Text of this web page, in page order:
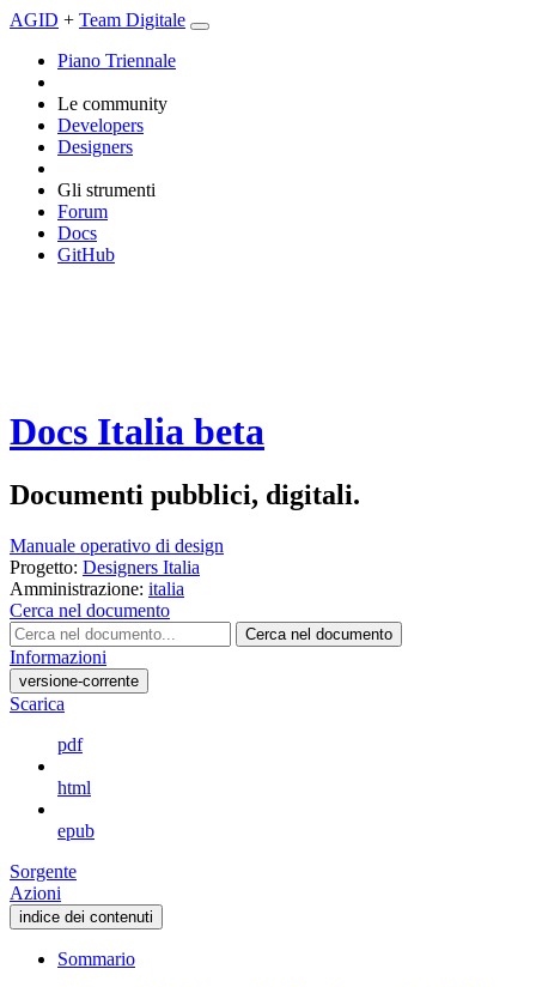
AGID + Team Digitale
Piano Triennale
Le community
Developers
Designers
Gli strumenti
Forum
Docs
GitHub
Docs Italia beta
Documenti pubblici, digitali.
Manuale operativo di design
Progetto: Designers Italia
Amministrazione: italia
Cerca nel documento
Cerca nel documento
Informazioni
versione-corrente
Scarica
pdf
html
epub
Sorgente
Azioni
indice dei contenuti
Sommario